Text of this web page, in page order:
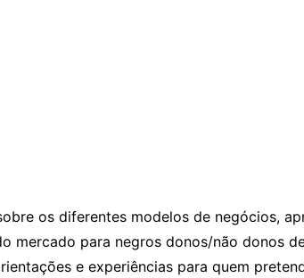
os diferentes modelos de negócios,
mercado para negros donos/não donos
e experiências para quem